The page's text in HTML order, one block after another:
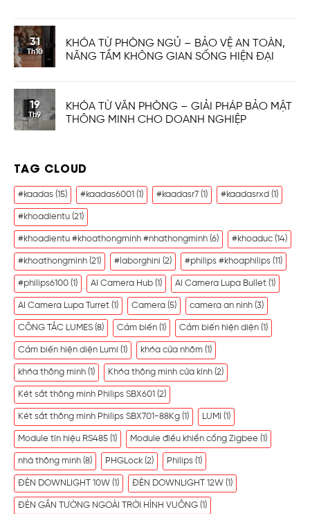
31
Th10
KHÓA TỪ PHÒNG NGỦ – BẢO VỆ AN TOÀN,
NÂNG TẦM KHÔNG GIAN SỐNG HIỆN ĐẠI
19
Th9
KHÓA TỪ VĂN PHÒNG – GIẢI PHÁP BẢO MẬT
THÔNG MINH CHO DOANH NGHIỆP
TAG CLOUD
#kaadas (15) #kaadas6001 (1) #kaadasr7 (1) #kaadasrxd (1)
#khoadientu (21)
#khoadientu #khoathongminh #nhathongminh (6) #khoaduc (14)
#khoathongminh (21) #laborghini (2) #philips #khoaphilips (11)
#philips6100 (1) AI Camera Hub (1) AI Camera Lupa Bullet (1)
AI Camera Lupa Turret (1) Camera (5) camera an ninh (3)
CÔNG TẮC LUMES (8) Cảm biến (1) Cảm biến hiện diện (1)
Cảm biến hiện diện Lumi (1) khóa cửa nhôm (1)
khóa thông minh (1) Khóa thông minh cửa kính (2)
Két sắt thông minh Philips SBX601 (2)
Két sắt thông minh Philips SBX701-88Kg (1) LUMI (1)
Module tín hiệu RS485 (1) Module điều khiển cổng Zigbee (1)
nhà thông minh (8) PHGLock (2) Philips (1)
ĐÈN DOWNLIGHT 10W (1) ĐÈN DOWNLIGHT 12W (1)
ĐÈN GẮN TƯỜNG NGOÀI TRỜI HÌNH VUÔNG (1)